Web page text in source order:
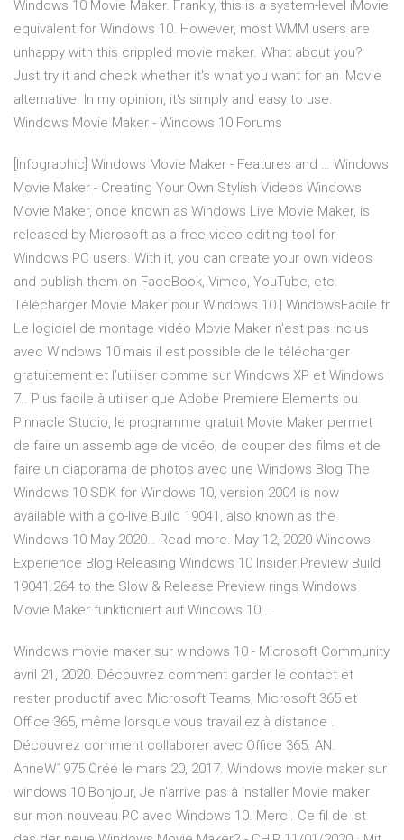
Windows 10 Movie Maker. Frankly, this is a system-level iMovie
equivalent for Windows 10. However, most WMM users are
unhappy with this crippled movie maker. What about you?
Just try it and check whether it's what you want for an iMovie
alternative. In my opinion, it's simply and easy to use.
Windows Movie Maker - Windows 10 Forums
[Infographic] Windows Movie Maker - Features and … Windows
Movie Maker - Creating Your Own Stylish Videos Windows
Movie Maker, once known as Windows Live Movie Maker, is
released by Microsoft as a free video editing tool for
Windows PC users. With it, you can create your own videos
and publish them on FaceBook, Vimeo, YouTube, etc.
Télécharger Movie Maker pour Windows 10 | WindowsFacile.fr
Le logiciel de montage vidéo Movie Maker n’est pas inclus
avec Windows 10 mais il est possible de le télécharger
gratuitement et l’utiliser comme sur Windows XP et Windows
7.. Plus facile à utiliser que Adobe Premiere Elements ou
Pinnacle Studio, le programme gratuit Movie Maker permet
de faire un assemblage de vidéo, de couper des films et de
faire un diaporama de photos avec une Windows Blog The
Windows 10 SDK for Windows 10, version 2004 is now
available with a go-live Build 19041, also known as the
Windows 10 May 2020… Read more. May 12, 2020 Windows
Experience Blog Releasing Windows 10 Insider Preview Build
19041.264 to the Slow & Release Preview rings Windows
Movie Maker funktioniert auf Windows 10 …
Windows movie maker sur windows 10 - Microsoft Community
avril 21, 2020. Découvrez comment garder le contact et
rester productif avec Microsoft Teams, Microsoft 365 et
Office 365, même lorsque vous travaillez à distance .
Découvrez comment collaborer avec Office 365. AN.
AnneW1975 Créé le mars 20, 2017. Windows movie maker sur
windows 10 Bonjour, Je n'arrive pas à installer Movie maker
sur mon nouveau PC avec Windows 10. Merci. Ce fil de Ist